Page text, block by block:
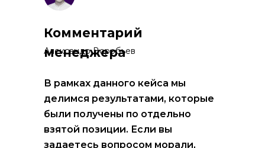
Комментарий
менеджера
Александр Воробьев
В рамках данного кейса мы
делимся результатами, которые
были получены по отдельно
взятой позиции. Если вы
задаетесь вопросом морали,